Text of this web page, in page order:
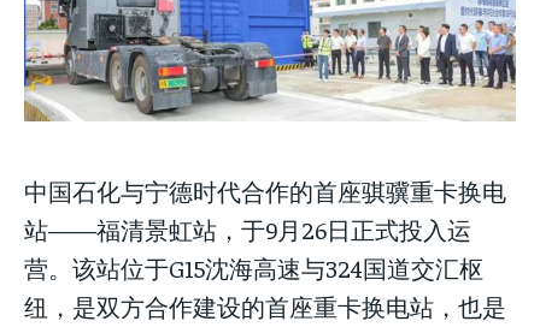
中国石化与宁德时代合作的首座骐骥重卡换电
站——福清景虹站，于9月26日正式投入运
营。该站位于G15沈海高速与324国道交汇枢
纽，是双方合作建设的首座重卡换电站，也是